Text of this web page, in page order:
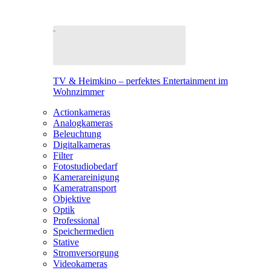
TV & Heimkino – perfektes Entertainment im
Wohnzimmer
Actionkameras
Analogkameras
Beleuchtung
Digitalkameras
Filter
Fotostudiobedarf
Kamerareinigung
Kameratransport
Objektive
Optik
Professional
Speichermedien
Stative
Stromversorgung
Videokameras